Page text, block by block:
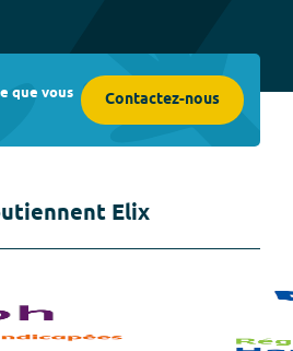
que vous Contactez-nous
Elix